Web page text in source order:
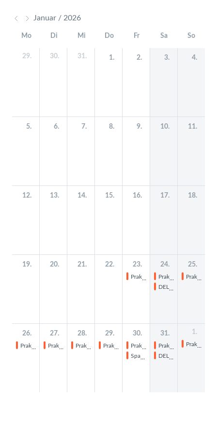
Januar / 2026
Mo Di Mi Do Fr Sa So
29. 30. 31. 1. 2. 3. 4.
5. 6. 7. 8. 9. 10. 11.
12. 13. 14. 15. 16. 17. 18.
19. 20. 21. 22. 23.
Praktikum 10er
24.
Praktikum 10er
DELF-Prüfung
25.
Praktikum 10er
26.
Praktikum 10er
27.
Praktikum 10er
28.
Praktikum 10er
29.
Praktikum 10er
30.
Praktikum 10er
Spanisch-Kurs neu EF
31.
Praktikum 10er
DELF-Prüfung mdl.
1.
Praktikum 10er